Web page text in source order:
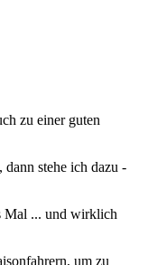
zu einer guten
dann stehe ich dazu -
Mal ... und wirklich
um zu